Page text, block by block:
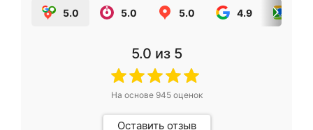
5.0 5.0 5.0 4.9
5.0 из 5
На основе 945оценок
Оставить отзыв